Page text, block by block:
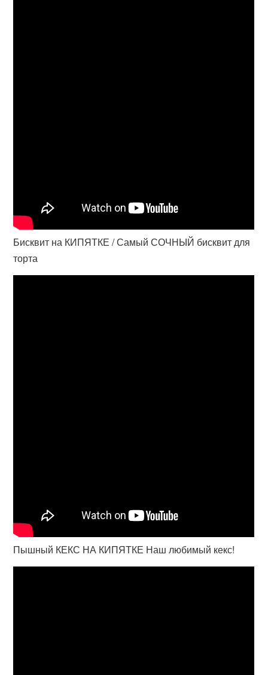
Бисквит на КИПЯТКЕ / Самый СОЧНЫЙ бисквит для
торта
Пышный КЕКС НА КИПЯТКЕ Наш любимый кекс!